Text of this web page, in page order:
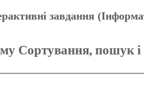
завдання
Сортування, пошук